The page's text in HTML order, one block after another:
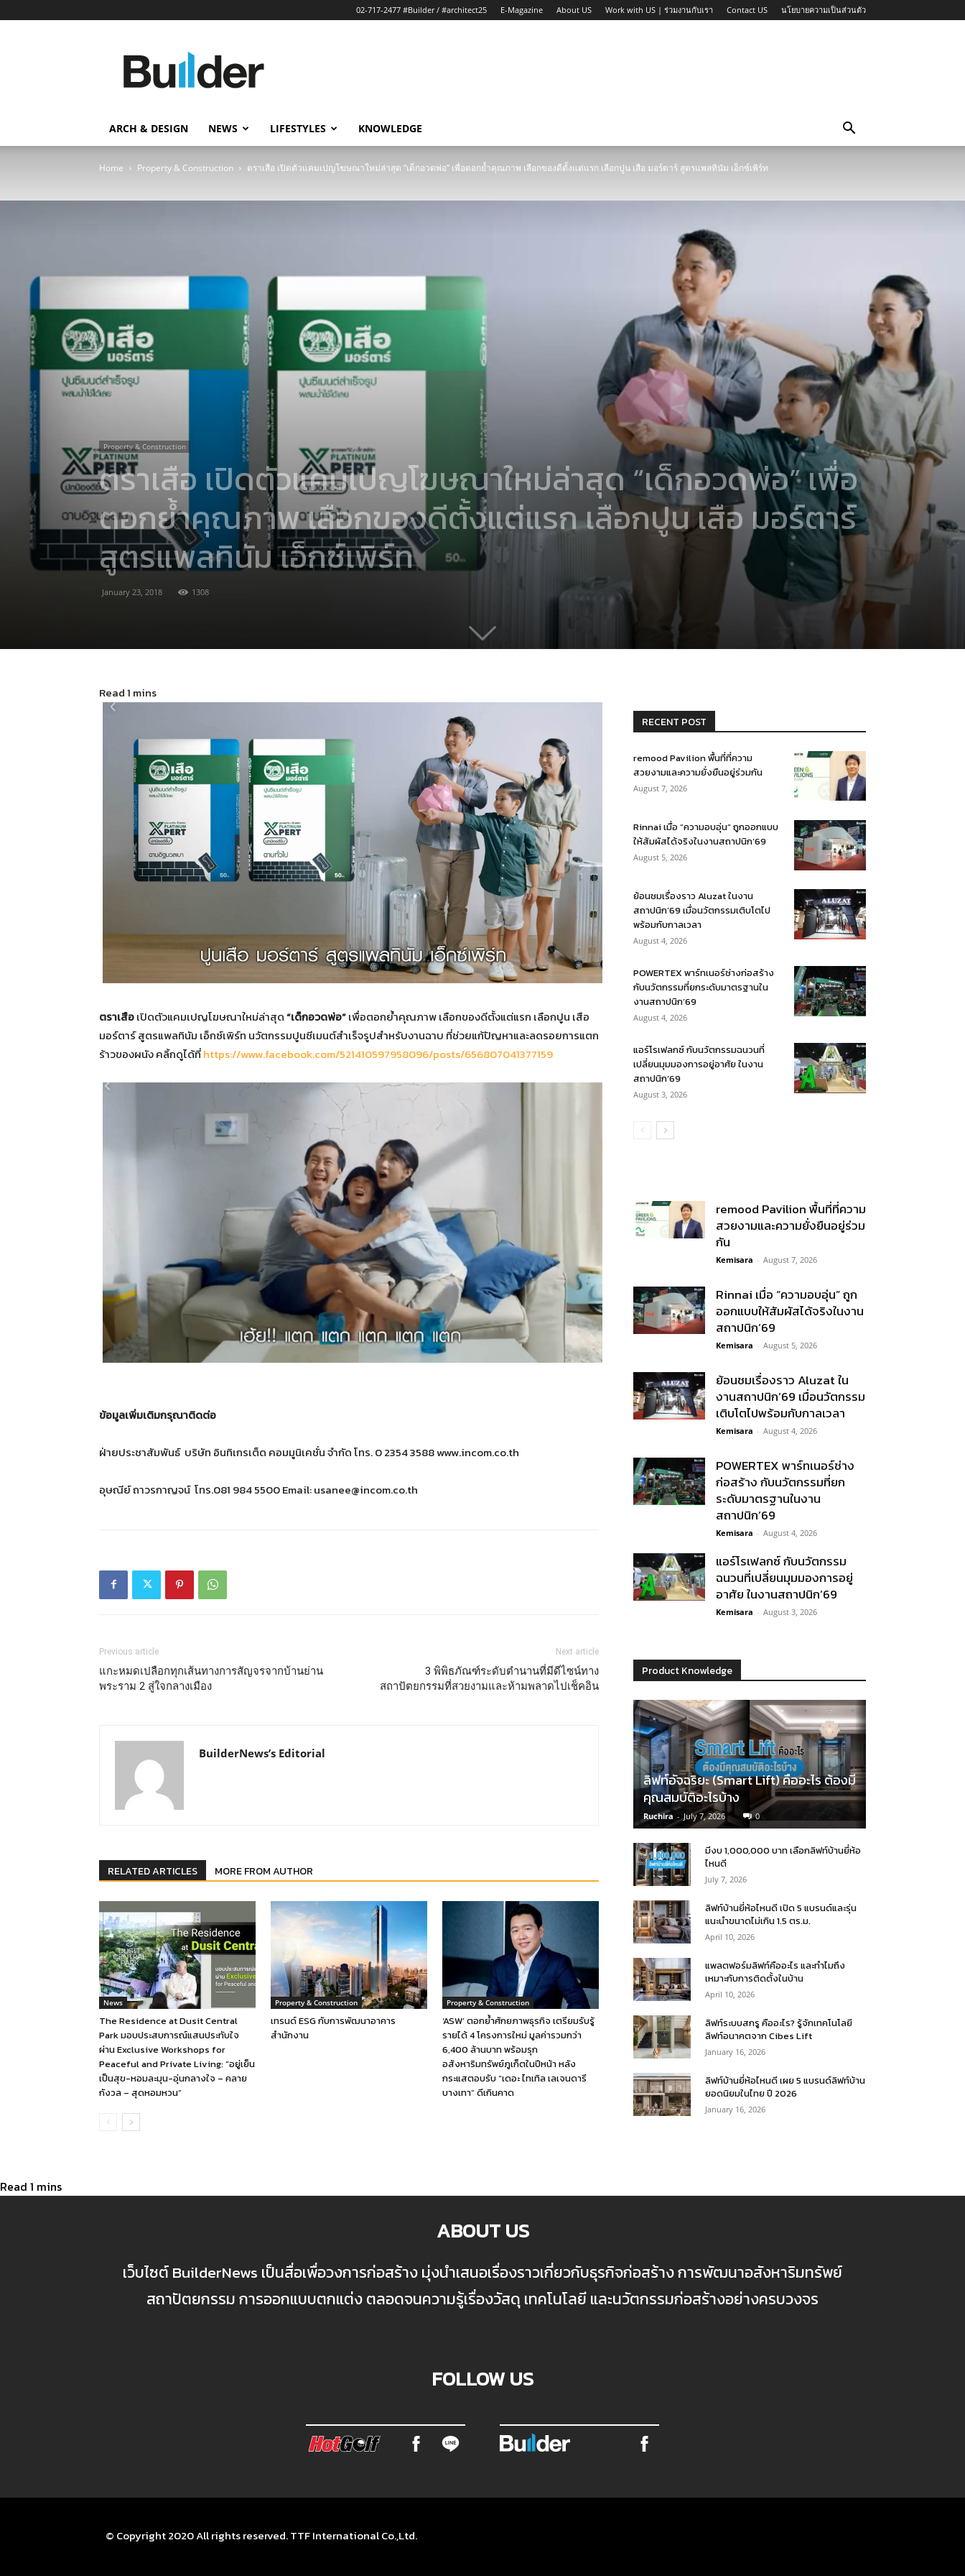
02-717-2477 #Builder / #architect25 E-Magazine About US Work with US | ร่วมงานกับเรา Contact US นโยบายความเป็นส่วนตัว
ข่าว
ก่อสร้าง
ARCH & DESIGN NEWS LIFESTYLES KNOWLEDGE
Home Property & Construction ตราเสือ เปิดตัวแคมเปญโฆษณาใหม่ล่าสุด “เด็กอวดพ่อ” เพื่อตอกย้ำคุณภาพ เลือกของดีตั้งแต่แรก เลือกปูน เสือ มอร์ตาร์ สูตรแพลทินัม เอ็กซ์เพิร์ท
Property & Construction
ตราเสือ เปิดตัวแคมเปญโฆษณาใหม่ล่าสุด “เด็กอวดพ่อ” เพื่อ
ตอกย้ำคุณภาพ เลือกของดีตั้งแต่แรก เลือกปูน เสือ มอร์ตาร์
สูตรแพลทินัม เอ็กซ์เพิร์ท
January 23, 2018 1308
ตราเสือเปิดตัวแคมเปญโฆษณาใหม่ล่าสุด“เด็กอวดพ่อ”เพื่อตอกย้ำคุณภาพ เลือกของดีตั้งแต่แรก เลือกปูน เสือ
มอร์ตาร์ สูตรแพลทินัม เอ็กซ์เพิร์ท นวัตกรรมปูนซีเมนต์สำเร็จรูปสำหรับงานฉาบ ที่ช่วยแก้ปัญหาและลดรอยการแตก
ร้าวของผนัง คลิ้กดูได้ที่https://www.facebook.com/521410597958096/posts/656807041377159
ข้อมูลเพิ่มเติมกรุณาติดต่อ
ฝ่ายประชาสัมพันธ์ บริษัท อินทิเกรเต็ด คอมมูนิเคชั่น จำกัด โทร. 0 2354 3588 www.incom.co.th
อุษณีย์ ถาวรกาญจน์ โทร.081 984 5500 Email:usanee@incom.co.th
Previous article
แกะหมดเปลือกทุกเส้นทางการสัญจรจากบ้านย่าน
พระราม 2 สู่ใจกลางเมือง
Next article
3 พิพิธภัณฑ์ระดับตำนานที่มีดีไซน์ทาง
สถาปัตยกรรมที่สวยงามและห้ามพลาดไปเช็คอิน
BuilderNews’s Editorial
RELATED ARTICLES MORE FROM AUTHOR
News
The Residence at Dusit Central
Park มอบประสบการณ์แสนประทับใจ
ผ่าน Exclusive Workshops for
Peaceful and Private Living: “อยู่เย็น
เป็นสุข-หอมละมุน-อุ่นกลางใจ – คลาย
กังวล – สุดหอมหวน”
Property & Construction
เทรนด์ ESG กับการพัฒนาอาคาร
สำนักงาน
Property & Construction
‘ASW’ ตอกย้ำศักยภาพธุรกิจ เตรียมรับรู้
รายได้ 4 โครงการใหม่ มูลค่ารวมกว่า
6,400 ล้านบาท พร้อมรุก
อสังหาริมทรัพย์ภูเก็ตในปีหน้า หลัง
กระแสตอบรับ “เดอะ ไทเทิล เลเจนดารี
บางเทา” ดีเกินคาด
RECENT POST
remood Pavilion พื้นที่ที่ความ
สวยงามและความยั่งยืนอยู่ร่วมกัน
August 7, 2026
Rinnai เมื่อ “ความอบอุ่น” ถูกออกแบบ
ให้สัมผัสได้จริงในงานสถาปนิก’69
August 5, 2026
ย้อนชมเรื่องราว Aluzat ในงาน
สถาปนิก’69 เมื่อนวัตกรรมเติบโตไป
พร้อมกับกาลเวลา
August 4, 2026
POWERTEX พาร์ทเนอร์ช่างก่อสร้าง
กับนวัตกรรมที่ยกระดับมาตรฐานใน
งานสถาปนิก’69
August 4, 2026
แอร์โรเฟลกซ์ กับนวัตกรรมฉนวนที่
เปลี่ยนมุมมองการอยู่อาศัย ในงาน
สถาปนิก’69
August 3, 2026
remood Pavilion พื้นที่ที่ความ
สวยงามและความยั่งยืนอยู่ร่วม
กัน
Kemisara - August 7, 2026
Rinnai เมื่อ “ความอบอุ่น” ถูก
ออกแบบให้สัมผัสได้จริงในงาน
สถาปนิก’69
Kemisara - August 5, 2026
ย้อนชมเรื่องราว Aluzat ใน
งานสถาปนิก’69 เมื่อนวัตกรรม
เติบโตไปพร้อมกับกาลเวลา
Kemisara - August 4, 2026
POWERTEX พาร์ทเนอร์ช่าง
ก่อสร้าง กับนวัตกรรมที่ยก
ระดับมาตรฐานในงาน
สถาปนิก’69
Kemisara - August 4, 2026
แอร์โรเฟลกซ์ กับนวัตกรรม
ฉนวนที่เปลี่ยนมุมมองการอยู่
อาศัย ในงานสถาปนิก’69
Kemisara - August 3, 2026
Product Knowledge
ลิฟท์อัจฉริยะ (Smart Lift) คืออะไร ต้องมี
คุณสมบัติอะไรบ้าง
Ruchira - July 7, 2026 0
มีงบ 1,000,000 บาท เลือกลิฟท์บ้านยี่ห้อ
ไหนดี
July 7, 2026
ลิฟท์บ้านยี่ห้อไหนดี เปิด 5 แบรนด์และรุ่น
แนะนำขนาดไม่เกิน 1.5 ตร.ม.
April 10, 2026
แพลตฟอร์มลิฟท์คืออะไร และทำไมถึง
เหมาะกับการติดตั้งในบ้าน
April 10, 2026
ลิฟท์ระบบสกรู คืออะไร? รู้จักเทคโนโลยี
ลิฟท์อนาคตจาก Cibes Lift
January 16, 2026
ลิฟท์บ้านยี่ห้อไหนดี เผย 5 แบรนด์ลิฟท์บ้าน
ยอดนิยมในไทย ปี 2026
January 16, 2026
ABOUT US
เว็บไซต์ BuilderNews เป็นสื่อเพื่อวงการก่อสร้าง มุ่งนำเสนอเรื่องราวเกี่ยวกับธุรกิจก่อสร้าง การพัฒนาอสังหาริมทรัพย์
สถาปัตยกรรม การออกแบบตกแต่ง ตลอดจนความรู้เรื่องวัสดุ เทคโนโลยี และนวัตกรรมก่อสร้างอย่างครบวงจร
FOLLOW US
© Copyright 2020 All rights reserved. TTF International Co.,Ltd.